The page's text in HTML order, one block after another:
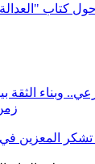
وبناء الثقة
المعزين في